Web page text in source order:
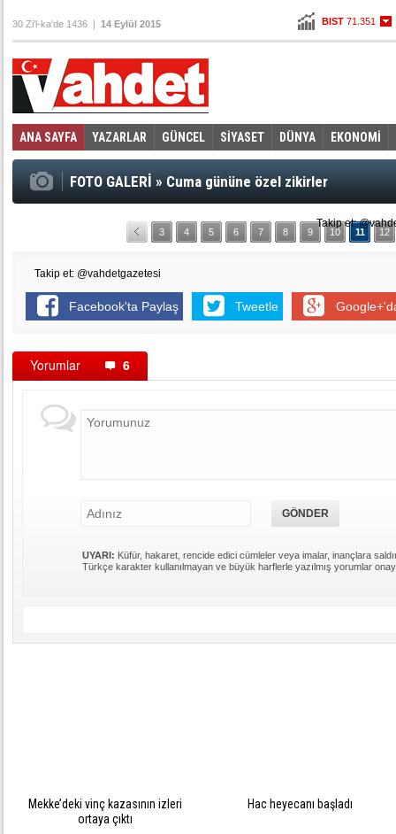
BIST 71.351
30 Zi'l-ka'de 1436 | 14 Eylül 2015
ANA SAYFA YAZARLAR GÜNCEL SİYASET DÜNYA EKONOMİ
Foto Galeri Video Galeri
FOTO GALERİ » Cuma gününe özel zikirler
3 4 5 6 7 8 9 10 11 12
Takip et: @vahdetgazetesi
Facebook'ta Paylaş Tweetle
Yorumlar 6
UYARI: Küfür, hakaret, rencide edici cümleler veya imalar, inançlara
Türkçe karakter kullanılmayan ve büyük harflerle yazılmış yorumlar
Mekke’deki vinç kazasının izleri
ortaya çıktı
Hac heyecanı başladı
Takip et: